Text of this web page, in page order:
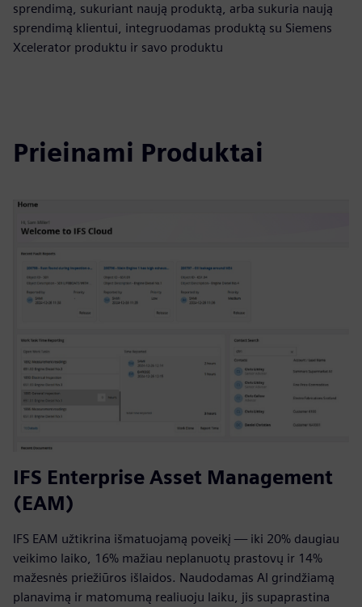
sprendimą, sukuriant naują produktą, arba sukuria naują
sprendimą klientui, integruodamas produktą su Siemens
Xcelerator produktu ir savo produktu
Prieinami Produktai
IFS Enterprise Asset Management
(EAM)
IFS EAM užtikrina išmatuojamą poveikį — iki 20% daugiau
veikimo laiko, 16% mažiau neplanuotų prastovų ir 14%
mažesnės priežiūros išlaidos. Naudodamas AI grindžiamą
planavimą ir matomumą realiuoju laiku, jis supaprastina